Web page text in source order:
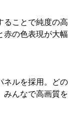
ることで純度の高
赤の色表現が大幅
ネルを採用。どの
みんなで高画質を